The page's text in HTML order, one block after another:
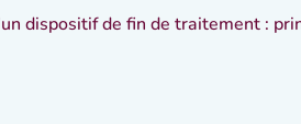
dispositif de fin de traitement :